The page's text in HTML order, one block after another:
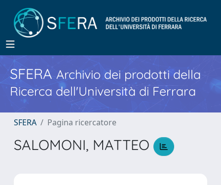
SFERA Archivio dei prodotti della
Ricerca dell'Università di Ferrara
SFERA Pagina ricercatore
SALOMONI, MATTEO